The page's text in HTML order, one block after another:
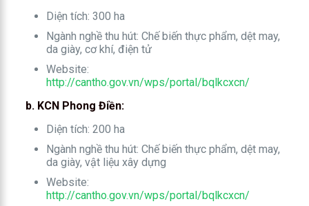
Diện tích: 300 ha
Ngành nghề thu hút: Chế biến thực phẩm, dệt may,
da giày, cơ khí, điện tử
Website:
http://cantho.gov.vn/wps/portal/bqlkcxcn/
b. KCN Phong Điền:
Diện tích: 200 ha
Ngành nghề thu hút: Chế biến thực phẩm, dệt may,
da giày, vật liệu xây dựng
Website:
http://cantho.gov.vn/wps/portal/bqlkcxcn/